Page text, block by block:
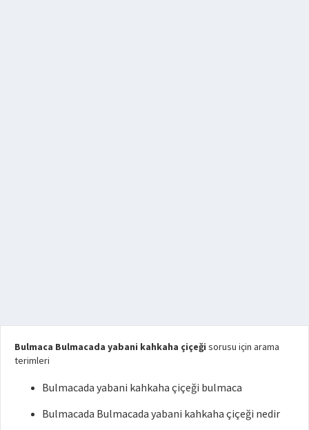
Bulmaca Bulmacada yabani kahkaha çiçeği sorusu için arama
terimleri
Bulmacada yabani kahkaha çiçeği bulmaca
Bulmacada Bulmacada yabani kahkaha çiçeği nedir